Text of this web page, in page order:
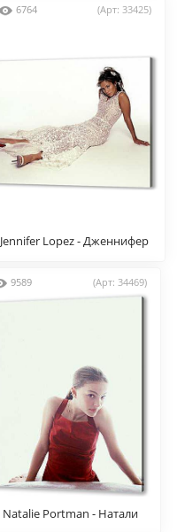
6764 (Арт: 33425)
Jennifer Lopez - Дженнифер
9589 (Арт: 34469)
Natalie Portman - Натали